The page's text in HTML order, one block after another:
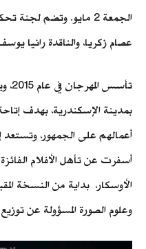
الجمعة 2 مايو. وتضم
عصام زكريا، والناقدة رانيا
بمدينة الإسكندرية، بهدف
أسفرت عن تأهل الأفلام
الأوسكار، بداية من النسخة
وعلوم الصورة المسؤولة عن